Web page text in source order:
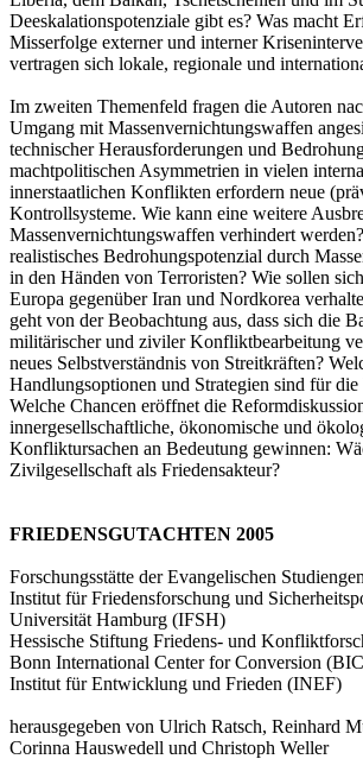
Deeskalationspotenziale gibt es? Was macht
Misserfolge externer und interner
vertragen sich lokale, regionale und
Im zweiten Themenfeld fragen die Autoren
Umgang mit Massenvernichtungswaffen
technischer Herausforderungen und
machtpolitischen Asymmetrien in vielen
innerstaatlichen Konflikten erfordern neue
Kontrollsysteme. Wie kann eine weitere
Massenvernichtungswaffen verhindert
realistisches Bedrohungspotenzial durch
in den Händen von Terroristen? Wie sollen
Europa gegenüber Iran und Nordkorea
geht von der Beobachtung aus, dass sich die
militärischer und ziviler Konfliktbearbeitung
neues Selbstverständnis von Streitkräften?
Handlungsoptionen und Strategien sind für die
Welche Chancen eröffnet die
innergesellschaftliche, ökonomische und
Konfliktursachen an Bedeutung gewinnen:
Zivilgesellschaft als Friedensakteur?
FRIEDENSGUTACHTEN 2005
Forschungsstätte der Evangelischen
Institut für Friedensforschung und
Universität Hamburg (IFSH)
Hessische Stiftung Friedens- und
Bonn International Center for Conversion
Institut für Entwicklung und Frieden (INEF)
herausgegeben von Ulrich Ratsch, Reinhard
Corinna Hauswedell und Christoph Weller